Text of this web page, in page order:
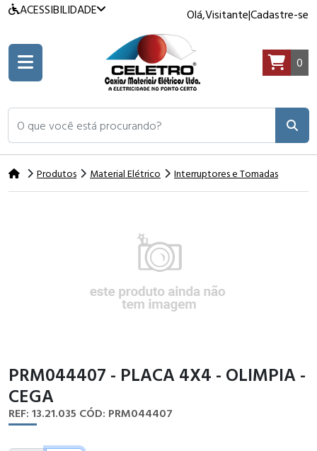
ACESSIBILIDADE Olá,Visitante|Cadastre-se
O que você está procurando?
0
Produtos Material Elétrico Interruptores e Tomadas
PRM044407 - PLACA 4X4 - OLIMPIA -
CEGA
REF: 13.21.035 CÓD: PRM044407